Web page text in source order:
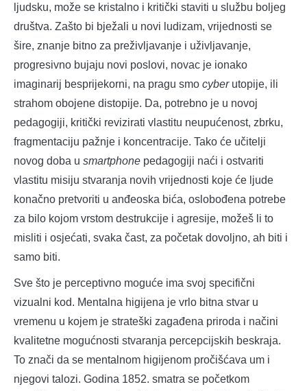
ljudsku, može se kristalno i kritički staviti u službu boljeg
društva. Zašto bi bježali u novi ludizam, vrijednosti se
šire, znanje bitno za preživljavanje i uživljavanje,
progresivno bujaju novi poslovi, novac je ionako
imaginarij besprijekorni, na pragu smo cyber utopije, ili
strahom obojene distopije. Da, potrebno je u novoj
pedagogiji, kritički revizirati vlastitu neupućenost, zbrku,
fragmentaciju pažnje i koncentracije. Tako će učitelji
novog doba u smartphone pedagogiji naći i ostvariti
vlastitu misiju stvaranja novih vrijednosti koje će ljude
konačno pretvoriti u anđeoska bića, oslobođena potrebe
za bilo kojom vrstom destrukcije i agresije, možeš li to
misliti i osjećati, svaka čast, za početak dovoljno, ah biti i
samo biti.
Sve što je perceptivno moguće ima svoj specifični
vizualni kod. Mentalna higijena je vrlo bitna stvar u
vremenu u kojem je strateški zagađena priroda i načini
kvalitetne mogućnosti stvaranja percepcijskih beskraja.
To znači da se mentalnom higijenom pročišćava um i
njegovi talozi. Godina 1852. smatra se početkom